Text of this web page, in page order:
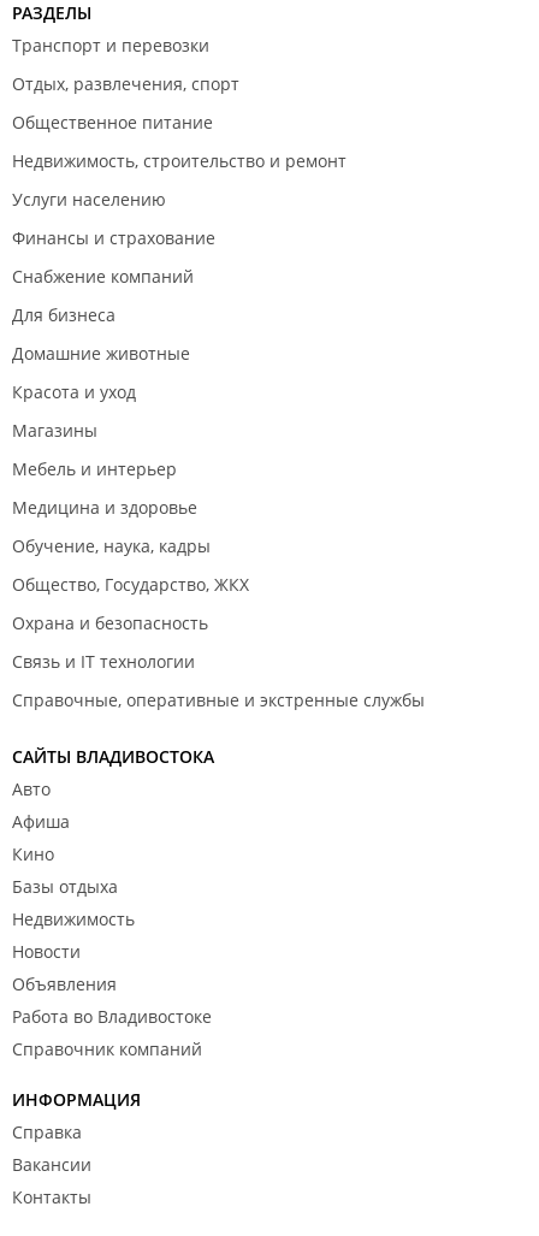
РАЗДЕЛЫ
Транспорт и перевозки
Отдых, развлечения, спорт
Общественное питание
Недвижимость, строительство и ремонт
Услуги населению
Финансы и страхование
Снабжение компаний
Для бизнеса
Домашние животные
Красота и уход
Магазины
Мебель и интерьер
Медицина и здоровье
Обучение, наука, кадры
Общество, Государство, ЖКХ
Охрана и безопасность
Связь и IT технологии
Справочные, оперативные и экстренные службы
САЙТЫ ВЛАДИВОСТОКА
Авто
Афиша
Кино
Базы отдыха
Недвижимость
Новости
Объявления
Работа во Владивостоке
Справочник компаний
ИНФОРМАЦИЯ
Справка
Вакансии
Контакты